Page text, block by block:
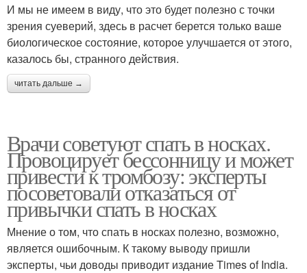
И мы не имеем в виду, что это будет полезно с точки
зрения суеверий, здесь в расчет берется только ваше
биологическое состояние, которое улучшается от этого,
казалось бы, странного действия.
читать дальше →
Врачи советуют спать в носках.
Провоцирует бессонницу и может
привести к тромбозу: эксперты
посоветовали отказаться от
привычки спать в носках
Мнение о том, что спать в носках полезно, возможно,
является ошибочным. К такому выводу пришли
эксперты, чьи доводы приводит издание Times of India.